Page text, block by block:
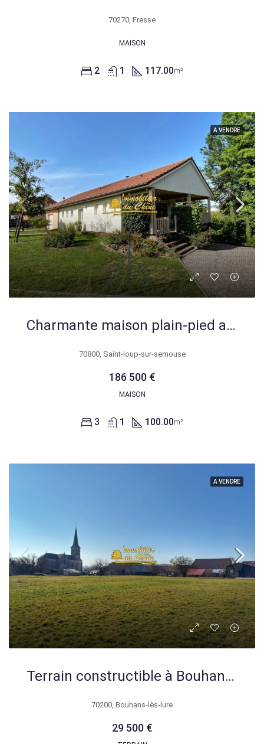
70270, Fresse
MAISON
2 1 117.00m²
A VENDRE
Charmante maison plain-pied avec 3 chambres à Saint-Loup-sur-Semouse
70800, Saint-loup-sur-semouse
186 500 €
MAISON
3 1 100.00m²
A VENDRE
Terrain constructible à Bouhans-lès-Lure avec vue dégagée et faible aléa
70200, Bouhans-lès-lure
29 500 €